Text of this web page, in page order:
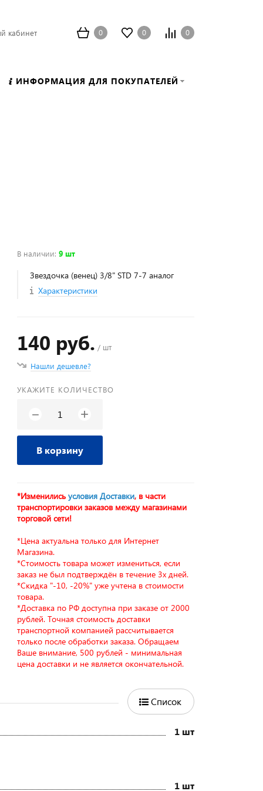
кабинет 0 0 0
ИНФОРМАЦИЯ ДЛЯ ПОКУПАТЕЛЕЙ
В наличии:9 шт
Звездочка (венец) 3/8" STD 7-7 аналог
Характеристики
140 руб. / шт
Нашли дешевле?
УКАЖИТЕ КОЛИЧЕСТВО
− +
В корзину
*Изменилисьусловия Доставки, в части
транспортировки заказов между магазинами
торговой сети!
*Цена актуальна только для Интернет
Магазина.
*Стоимость товара может измениться, если
заказ не был подтверждён в течение 3х дней.
*Скидка "-10, -20%" уже учтена в стоимости
товара.
*Доставка по РФ доступна при заказе от 2000
рублей. Точная стоимость доставки
транспортной компанией рассчитывается
только после обработки заказа. Обращаем
Ваше внимание, 500 рублей - минимальная
цена доставки и не является окончательной.
Список
1 шт
1 шт